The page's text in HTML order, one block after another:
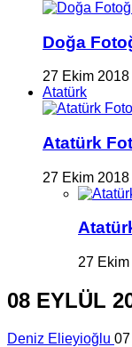
Doğa
27 Ekim 2018
Atatürk
Atatürk
27 Ekim 2018
27
08 EYLÜL
Deniz Elieyioğlu